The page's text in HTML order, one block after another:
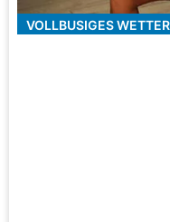
VOLLBUSIGES